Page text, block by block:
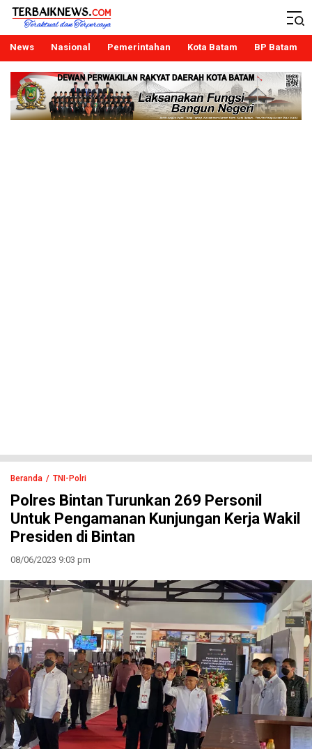
Terbaiknews
Teraktual dan Terpercaya
News Nasional Pemerintahan Kota Batam BP Batam
Beranda TNI-Polri
Polres Bintan Turunkan 269 Personil
Untuk Pengamanan Kunjungan Kerja Wakil
Presiden di Bintan
08/06/2023 9:03 pm